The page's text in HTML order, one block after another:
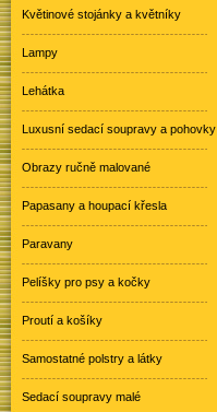
Květinové stojánky a květníky
Lampy
Lehátka
Luxusní sedací soupravy a pohovky
Obrazy ručně malované
Papasany a houpací křesla
Paravany
Pelíšky pro psy a kočky
Proutí a košíky
Samostatné polstry a látky
Sedací soupravy malé